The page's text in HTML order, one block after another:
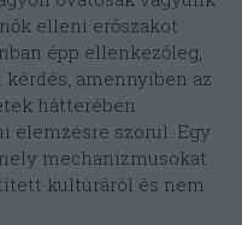
elleni erőszakot
épp ellenkezőleg,
amennyiben az
hátterében
elemzésre szorul. Egy
mechanizmusokat
kultúráról és nem